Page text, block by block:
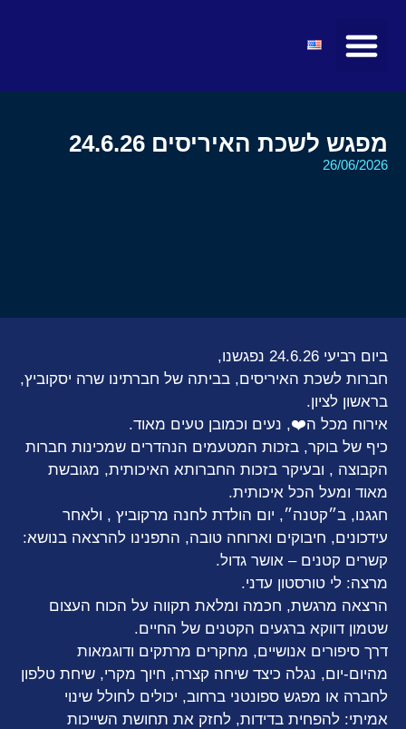
מפגש לשכת האיריסים 24.6.26
26/06/2026
ביום רביעי 24.6.26 נפגשנו,
חברות לשכת האיריסים, בביתה של חברתינו שרה יסקוביץ,
בראשון לציון.
אירוח מכל ה❤️, נעים וכמובן טעים מאוד.
כיף של בוקר, בזכות המטעמים הנהדרים שמכינות חברות
הקבוצה , ובעיקר בזכות החברותא האיכותית, מגובשת
מאוד ומעל הכל איכותית.
חגגנו, ב״קטנה״, יום הולדת לחנה מרקוביץ , ולאחר
עידכונים, חיבוקים וארוחה טובה, התפנינו להרצאה בנושא:
קשרים קטנים – אושר גדול.
​מרצה: לי טורסטון עדני.
​הרצאה מרגשת, חכמה ומלאת תקווה על הכוח העצום
שטמון דווקא ברגעים הקטנים של החיים.
​דרך סיפורים אנושיים, מחקרים מרתקים ודוגמאות
מהיום-יום, נגלה כיצד שיחה קצרה, חיוך מקרי, שיחת טלפון
לחברה או מפגש ספונטני ברחוב, יכולים לחולל שינוי
אמיתי: להפחית בדידות, לחזק את תחושת השייכות